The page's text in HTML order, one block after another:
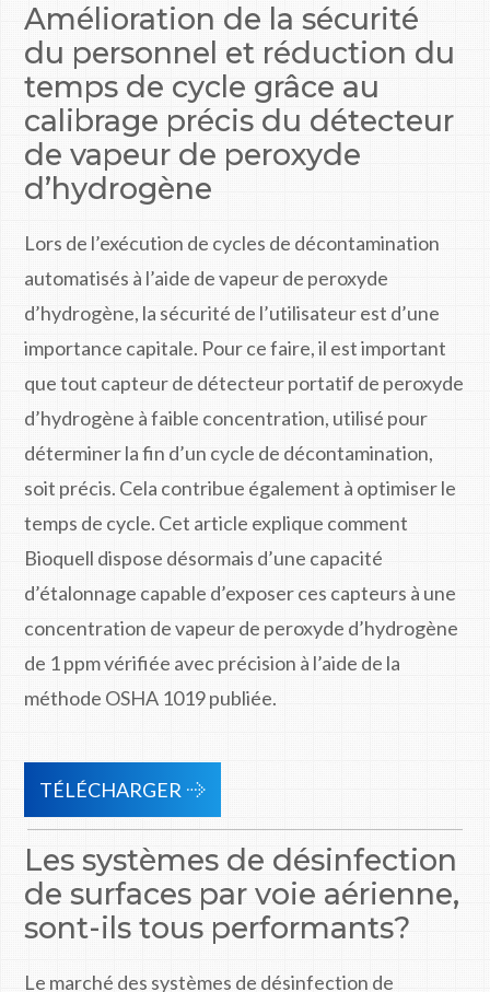
Amélioration de la sécurité
du personnel et réduction du
temps de cycle grâce au
calibrage précis du détecteur
de vapeur de peroxyde
d’hydrogène
Lors de l’exécution de cycles de décontamination
automatisés à l’aide de vapeur de peroxyde
d’hydrogène, la sécurité de l’utilisateur est d’une
importance capitale. Pour ce faire, il est important
que tout capteur de détecteur portatif de peroxyde
d’hydrogène à faible concentration, utilisé pour
déterminer la fin d’un cycle de décontamination,
soit précis. Cela contribue également à optimiser le
temps de cycle. Cet article explique comment
Bioquell dispose désormais d’une capacité
d’étalonnage capable d’exposer ces capteurs à une
concentration de vapeur de peroxyde d’hydrogène
de 1 ppm vérifiée avec précision à l’aide de la
méthode OSHA 1019 publiée.
TÉLÉCHARGER
Les systèmes de désinfection
de surfaces par voie aérienne,
sont-ils tous performants?
Le marché des systèmes de désinfection de